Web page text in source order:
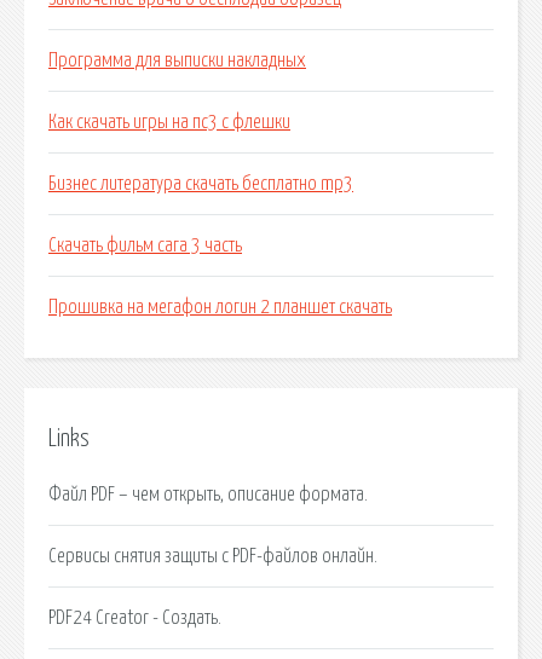
Программа для выписки накладных
Как скачать игры на пс3 с флешки
Бизнес литература скачать бесплатно mp3
Скачать фильм сага 3 часть
Прошивка на мегафон логин 2 планшет скачать
Links
Файл PDF – чем открыть, описание формата.
Сервисы снятия защиты с PDF-файлов онлайн.
PDF24 Creator - Создать.